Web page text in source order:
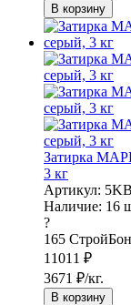
В корзину
Затирка
3 кг
Артикул:
Наличие: 16
?
165
11011 ₽
3671 ₽/кг.
В корзину